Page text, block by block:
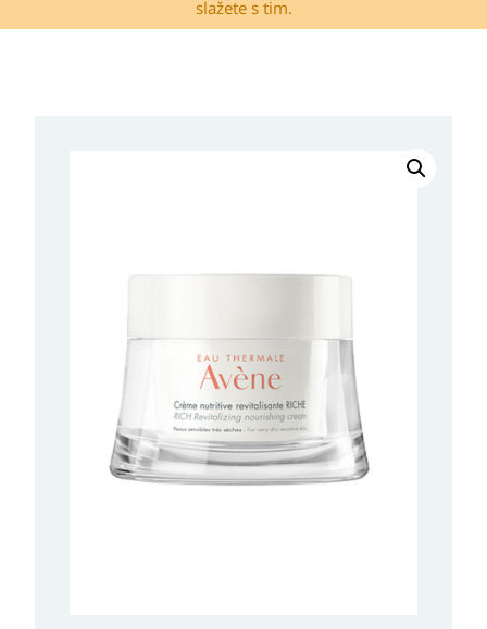
slažete s tim.